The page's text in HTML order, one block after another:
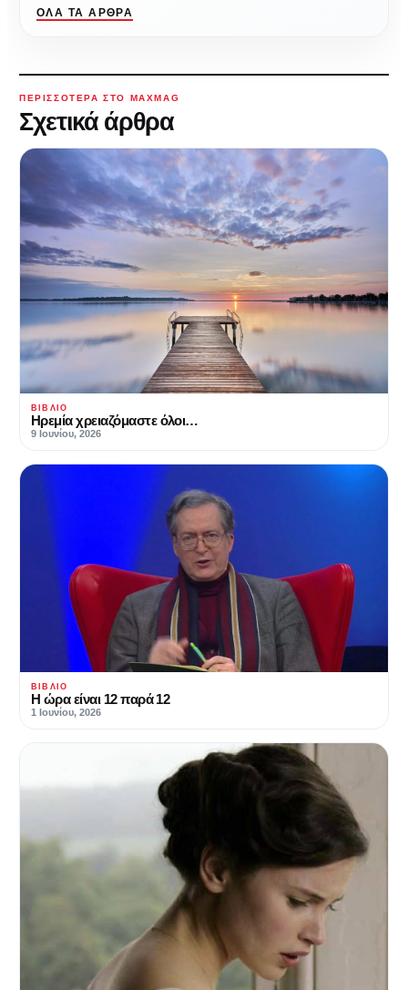
ΌΛΑ ΤΑ ΆΡΘΡΑ
ΠΕΡΙΣΣΌΤΕΡΑ ΣΤΟ MAXMAG
Σχετικά άρθρα
ΒΙΒΛΊΟ
Hρεμία χρειαζόμαστε όλοι…
9 Ιουνίου, 2026
ΒΙΒΛΊΟ
H ώρα είναι 12 παρά 12
1 Ιουνίου, 2026